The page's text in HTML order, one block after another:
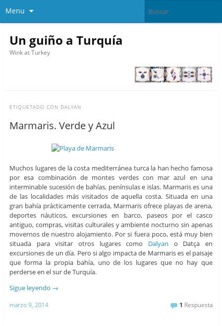
Menu
Un guiño a Turquía
Wink at Turkey
ETIQUETADO CON DALYAN
Marmaris. Verde y Azul
Muchos lugares de la costa mediterránea turca la han hecho famosa
por esa combinación de montes verdes con mar azul en una
interminable sucesión de bahías, penínsulas e islas. Marmaris es una
de las localidades más visitados de aquella costa. Situada en una
gran bahía prácticamente cerrada, Marmaris ofrece playas de arena,
deportes náuticos, excursiones en barco, paseos por el casco
antiguo, compras, visitas culturales y ambiente nocturno sin apenas
movernos de nuestro alojamiento. Por si fuera poco, está muy bien
situada para visitar otros lugares como Dalyan o Datça en
excursiones de un día. Pero si algo impacta de Marmaris es el paisaje
que forma la propia bahía, uno de los lugares que no hay que
perderse en el sur de Turquía.
Sigue leyendo →
marzo 9, 2014 1 Respuesta